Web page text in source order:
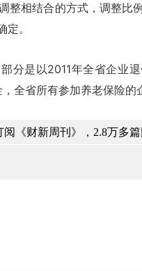
整相结合的方式，调整比
。
是以2011年全省企业退
全省所有参加养老保险的
阅《财新周刊》，2.8万多